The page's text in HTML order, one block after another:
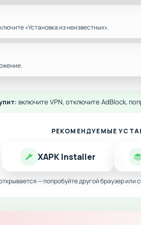
«Установка из неизвестных».
включите VPN, отключите AdBlock,
РЕКОМЕНДУЕМЫЕ
XAPK Installer
— попробуйте другой браузер или